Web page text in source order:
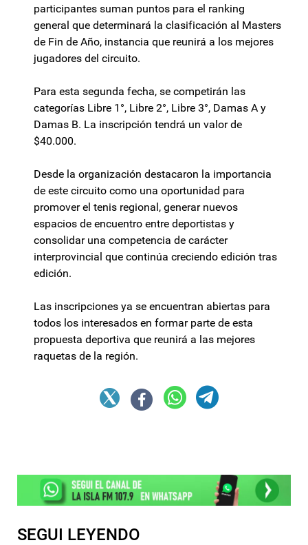
participantes suman puntos para el ranking
general que determinará la clasificación al Masters
de Fin de Año, instancia que reunirá a los mejores
jugadores del circuito.
Para esta segunda fecha, se competirán las
categorías Libre 1°, Libre 2°, Libre 3°, Damas A y
Damas B. La inscripción tendrá un valor de
$40.000.
Desde la organización destacaron la importancia
de este circuito como una oportunidad para
promover el tenis regional, generar nuevos
espacios de encuentro entre deportistas y
consolidar una competencia de carácter
interprovincial que continúa creciendo edición tras
edición.
Las inscripciones ya se encuentran abiertas para
todos los interesados en formar parte de esta
propuesta deportiva que reunirá a las mejores
raquetas de la región.
SEGUI LEYENDO